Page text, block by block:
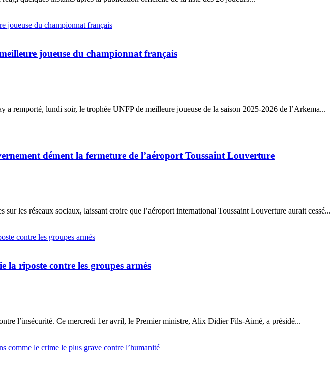
joueuse du championnat français
a remporté, lundi soir, le trophée UNFP de meilleure joueuse de la saison 2025-2026 de l’Arkema...
dément la fermeture de l’aéroport Toussaint Louverture
sur les réseaux sociaux, laissant croire que l’aéroport international Toussaint Louverture aurait cessé...
la riposte contre les groupes armés
l’insécurité. Ce mercredi 1er avril, le Premier ministre, Alix Didier Fils-Aimé, a présidé...